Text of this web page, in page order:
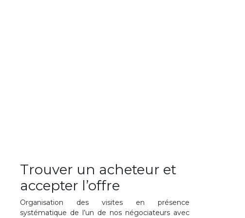
Trouver un acheteur et
accepter l’offre
Organisation des visites en présence
systématique de l’un de nos négociateurs avec